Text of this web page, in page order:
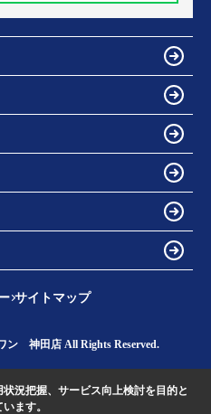
サイトマップ
ン 神田店 All Rights Reserved.
況把握、サービス向上検討を目的と
ます。